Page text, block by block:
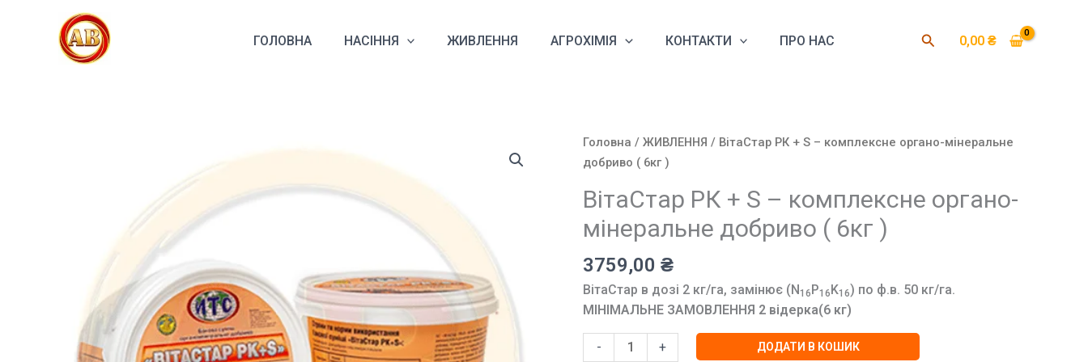
ГОЛОВНА НАСІННЯ ЖИВЛЕННЯ АГРОХІМІЯ КОНТАКТИ ПРО НАС Пошук0,00 ₴
Головна / ЖИВЛЕННЯ / ВітаСтар РК + S – комплексне органо-мінеральне
добриво ( 6кг )
ВітаСтар РК + S – комплексне органо-
мінеральне добриво ( 6кг )
3759,00 ₴
ВітаСтар в дозі 2 кг/га, замінює (N16P16K16) по ф.в. 50 кг/га.
МІНІМАЛЬНЕ ЗАМОВЛЕННЯ 2 відерка(6 кг)
-
ВітаСтар
+ ДОДАТИ В КОШИК